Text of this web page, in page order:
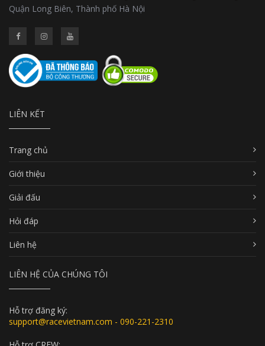
Quận Long Biên, Thành phố Hà Nội
LIÊN KẾT
Trang chủ
Giới thiệu
Giải đấu
Hỏi đáp
Liên hệ
LIÊN HỆ CỦA CHÚNG TÔI
Hỗ trợ đăng ký:
support@racevietnam.com - 090-221-2310